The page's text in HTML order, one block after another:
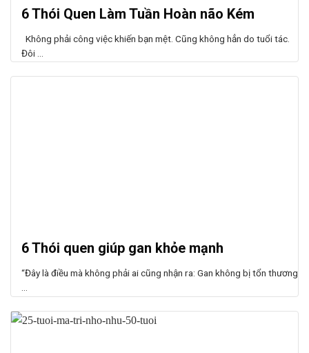
6 Thói Quen Làm Tuần Hoàn não Kém
Không phải công việc khiến bạn mệt. Cũng không hẳn do tuổi tác.
Đôi ...
6 Thói quen giúp gan khỏe mạnh
“Đây là điều mà không phải ai cũng nhận ra: Gan không bị tổn thương
...